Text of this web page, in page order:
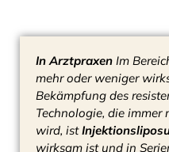
In Arztpraxen Im
mehr oder weniger
Bekämpfung des
Technologie, die
wird, ist
wirksam ist und in